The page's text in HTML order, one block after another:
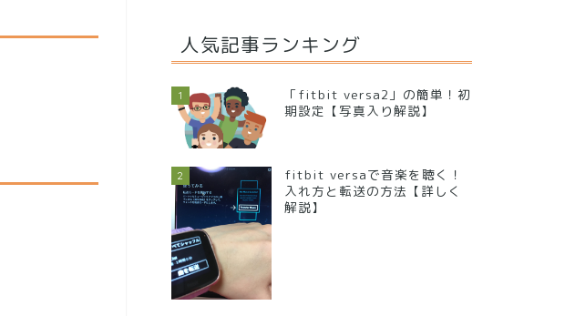
人気記事ランキング
1
「fitbit versa2」の簡単！初
期設定【写真入り解説】
2
fitbit versaで音楽を聴く！
入れ方と転送の方法【詳しく
解説】